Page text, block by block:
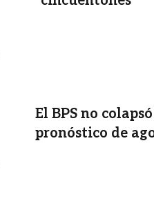
El BPS no
pronóstico de